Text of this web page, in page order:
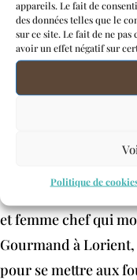
appareils. Le fait de
des données telles que le
sur ce site. Le fait de ne
avoir un effet négatif sur
Politique de
Quoi de meilleur
de saison ! Nathalie
du moment. Une fois
et femme chef qui
Gourmand à
pour se mettre aux